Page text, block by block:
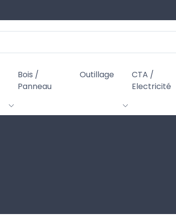
Bois /
Panneau
Outillage
CTA /
Electricité